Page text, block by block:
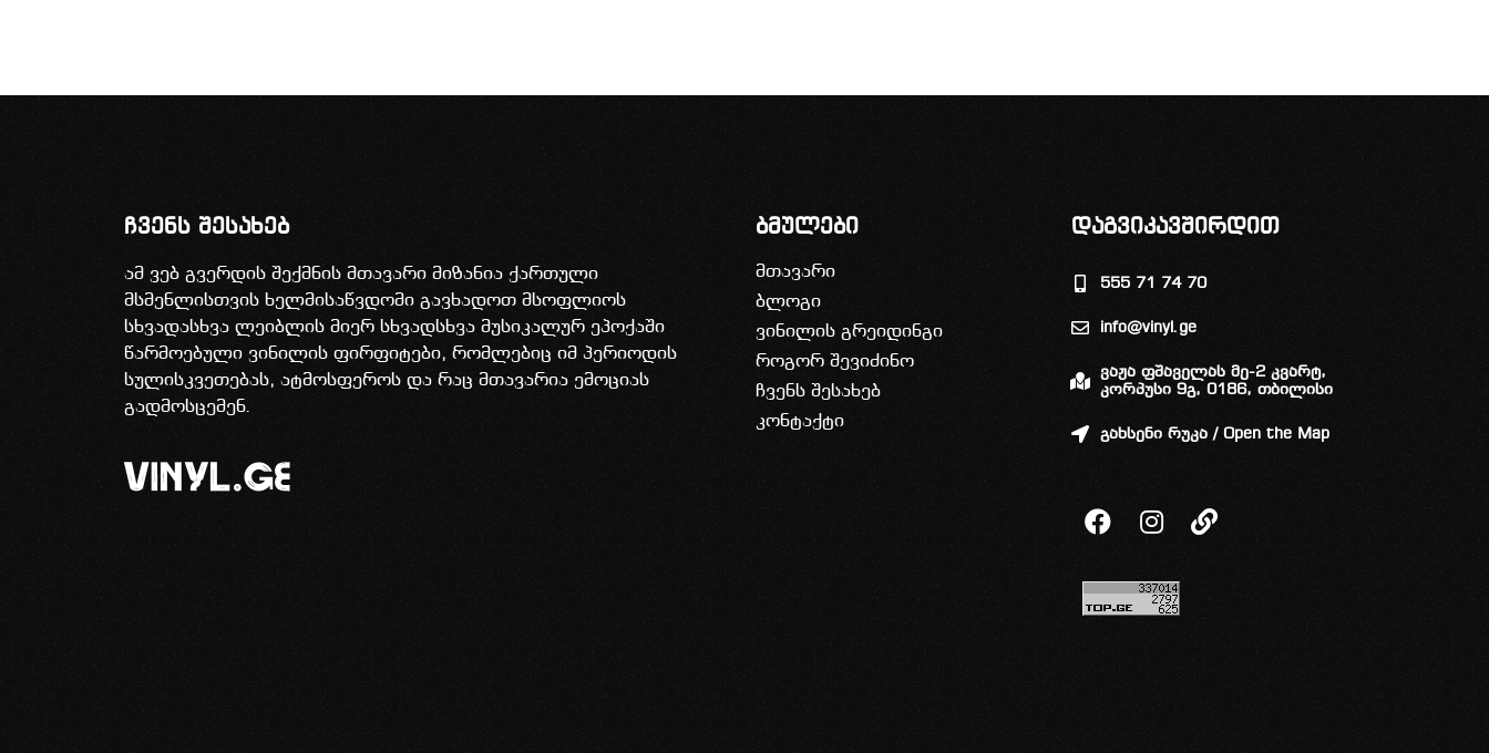
ჩვენს შესახებ
ამ ვებ გვერდის შექმნის მთავარი მიზანია ქართული
მსმენლისთვის ხელმისაწვდომი გავხადოთ მსოფლიოს
სხვადასხვა ლეიბლის მიერ სხვადსხვა მუსიკალურ ეპოქაში
წარმოებული ვინილის ფირფიტები, რომლებიც იმ პერიოდის
სულისკვეთებას, ატმოსფეროს და რაც მთავარია ემოციას
გადმოსცემენ.
ბმულები
მთავარი
ბლოგი
ვინილის გრეიდინგი
როგორ შევიძინო
ჩვენს შესახებ
კონტაქტი
დაგვიკავშირდით
555 71 74 70
info@vinyl.ge
ვაჟა ფშაველას მე-2 კვარტ,
კორპუსი 9გ, 0186, თბილისი
გახსენი რუკა / Open the Map